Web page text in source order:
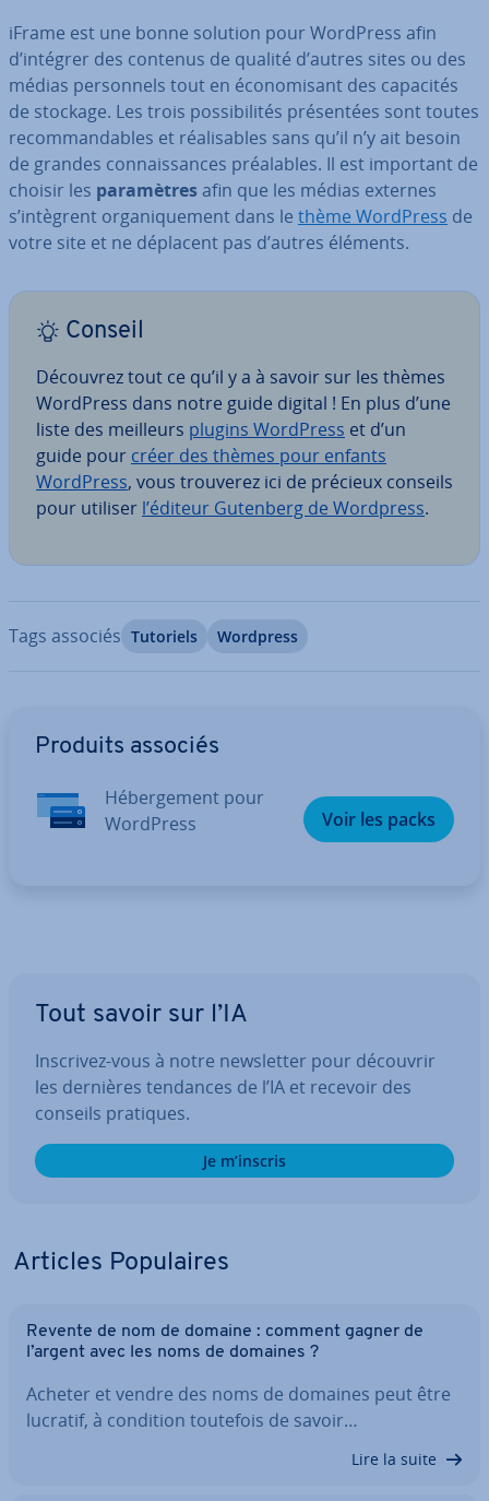
iFrame est une bonne solution pour WordPress afin
d’intégrer des contenus de qualité d’autres sites ou des
médias per­son­nels tout en éco­no­mi­sant des capacités
de stockage. Les trois pos­si­bi­li­tés pré­sen­tées sont toutes
re­com­man­dables et réa­li­sables sans qu’il n’y ait besoin
de grandes con­nais­sances préa­lables. Il est important de
choisir les pa­ra­mètresafin que les médias externes
s’intègrent or­ga­ni­que­ment dans le thème WordPress de
votre site et ne déplacent pas d’autres éléments.
Conseil
Découvrez tout ce qu’il y a à savoir sur les thèmes
WordPress dans notre guide digital ! En plus d’une
liste des meilleurs plugins WordPress et d’un
guide pour créer des thèmes pour enfants
WordPress, vous trouverez ici de précieux conseils
pour utiliser l’éditeur Gutenberg de Wordpress.
Tags associés Tutoriels Wordpress
Produits associés
Hé­ber­ge­ment pour
WordPress
Voir les packs
Tout savoir sur l’IA
Inscrivez-vous à notre news­let­ter pour découvrir
les dernières tendances de l’IA et recevoir des
conseils pratiques.
Je m’inscris
Articles Po­pu­laires
Revente de nom de domaine : comment gagner de
l’argent avec les noms de domaines ?
Acheter et vendre des noms de domaines peut être
lucratif, à condition toutefois de savoir…
Lire la suite